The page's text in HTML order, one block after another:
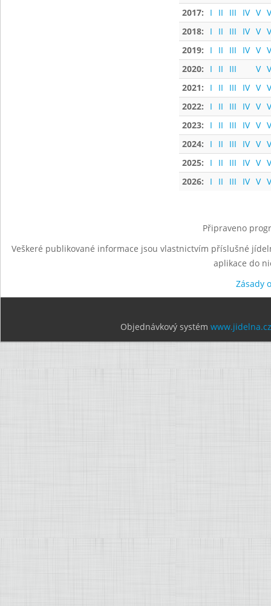
2017:
I II III IV V
2018:
I II III IV V
2019:
I II III IV V
2020:
I II III V
2021:
I II III IV V
2022:
I II III IV V
2023:
I II III IV V
2024:
I II III IV V
2025:
I II III IV V
2026:
I II III IV V
Připraveno
Veškeré publikované informace jsou vlastnictvím příslušné
aplikace do
Zásady
Objednávkový systém www.jidelna.cz